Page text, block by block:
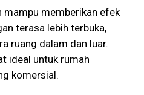
memberikan efek
terasa lebih terbuka,
ruang dalam dan luar.
ideal untuk rumah
komersial.